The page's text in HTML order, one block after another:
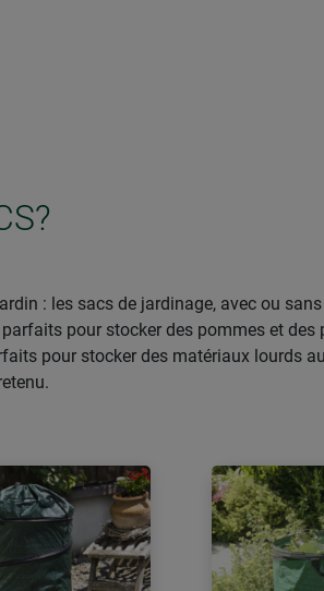
: les sacs de jardinage, avec ou
pour stocker des pommes et
pour stocker des matériaux lourds